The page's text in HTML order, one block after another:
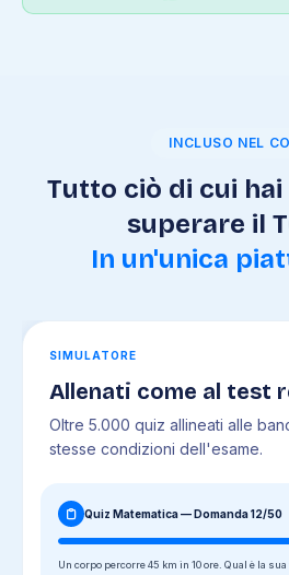
INCLUSO NEL
Tutto ciò di cui
superare il
In un'unica
SIMULATORE
Allenati come al test
Oltre 5.000 quiz allineati alle
stesse condizioni dell'esame.
Quiz Matematica — Domanda 12/50
Un corpo percorre 45 km in 10 ore. Qual è la